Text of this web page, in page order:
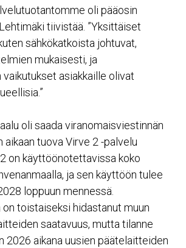
oli pääosin
tiivistää. ”Yksittäiset
sähkökatkoista johtuvat,
mukaisesti, ja
asiakkaille olivat
oli saada viranomaisviestinnän
aikaan tuova Virve 2 -palvelu
on käyttöönotettavissa koko
ja sen käyttöön tulee
loppuun mennessä.
toistaiseksi hidastanut muun
saatavuus, mutta tilanne
2026 aikana uusien päätelaitteiden